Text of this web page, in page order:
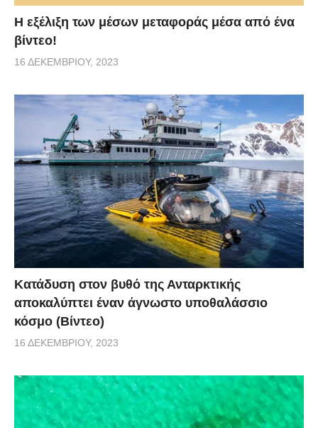
Η εξέλιξη των μέσων μεταφοράς μέσα από ένα
βίντεο!
16 ΔΕΚΕΜΒΡΊΟΥ, 2023
Κατάδυση στον βυθό της Ανταρκτικής
αποκαλύπτει έναν άγνωστο υποθαλάσσιο
κόσμο (Βίντεο)
16 ΔΕΚΕΜΒΡΊΟΥ, 2023